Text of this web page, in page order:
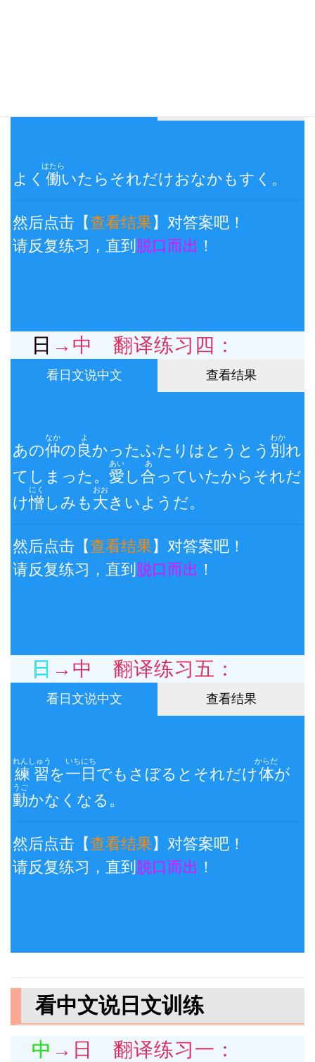
よく 働
はたら
いたらそれだけおなかもすく。
然后点击【查看结果】对答案吧！
请反复练习，直到 脱口而出 ！
日→中 翻译练习四：
看日文说中文 查看结果
あの仲
なか
の 良
よ
かったふたりはとうとう 別
わか
れ
てしまった。 愛
あい
し合
あ
っていたからそれだ
け憎
にく
しみも 大
おお
きいようだ。
然后点击【查看结果】对答案吧！
请反复练习，直到 脱口而出 ！
日→中 翻译练习五：
看日文说中文 查看结果
練習
れんしゅう
を一日
いちにち
でもさぼるとそれだけ体
からだ
が
動
うご
かなくなる。
然后点击【查看结果】对答案吧！
请反复练习，直到 脱口而出 ！
看中文说日文训练
中→日 翻译练习一：